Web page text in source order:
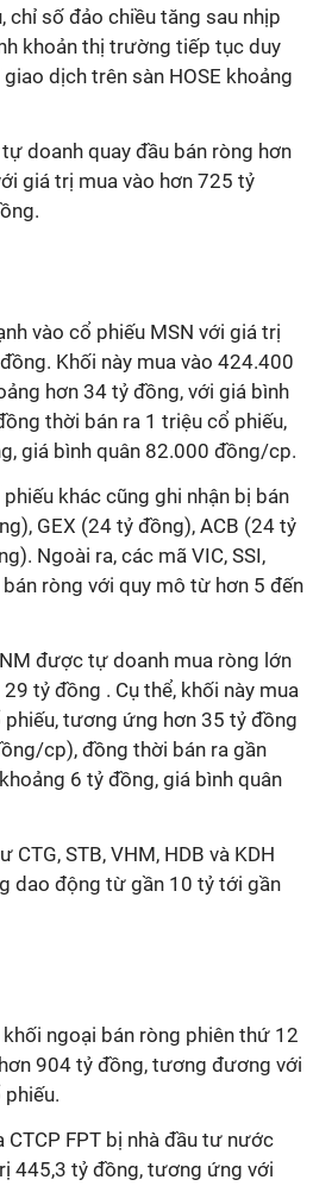
chỉ số đảo chiều tăng sau nhịp
khoản thị trường tiếp tục duy
dịch trên sàn HOSE khoảng
doanh quay đầu bán ròng hơn
giá trị mua vào hơn 725 tỷ
vào cổ phiếu MSN với giá trị
Khối này mua vào 424.400
hơn 34 tỷ đồng, với giá bình
thời bán ra 1 triệu cổ phiếu,
giá bình quân 82.000 đồng/cp.
khác cũng ghi nhận bị bán
GEX (24 tỷ đồng), ACB (24 tỷ
Ngoài ra, các mã VIC, SSI,
bán ròng với quy mô từ hơn 5 đến
được tự doanh mua ròng lớn
tỷ đồng . Cụ thể, khối này mua
tương ứng hơn 35 tỷ đồng
cp), đồng thời bán ra gần
6 tỷ đồng, giá bình quân
CTG, STB, VHM, HDB và KDH
dao động từ gần 10 tỷ tới gần
ngoại bán ròng phiên thứ 12
904 tỷ đồng, tương đương với
CTCP FPT bị nhà đầu tư nước
445,3 tỷ đồng, tương ứng với